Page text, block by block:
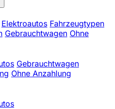
Elektroautos Fahrzeugtypen
Gebrauchtwagen Ohne
Gebrauchtwagen
Ohne Anzahlung